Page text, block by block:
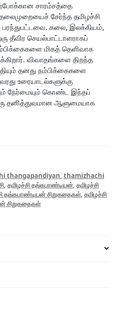
சாரம்சத்தை
சேர்ந்த தமிழச்சி
கலை, இலக்கியம்,
தீவிர செயல்பாட்டாளராகப்
மிகத் தெளிவாக
விவாதங்களை திறந்த
தனது நம்பிக்கைகளை
உரையாடல்களுக்கு
நேர்மையும் கொண்ட இந்தப்
தனித்துவமான ஆளுமையாக
thangapandiyan, thamizhachi
, தமிழச்சி தங்கபாண்டியன், தமிழச்சி
தங்கபாண்டியன் சிறுகதைகள், தமிழச்சி
சிறுகதைகள்